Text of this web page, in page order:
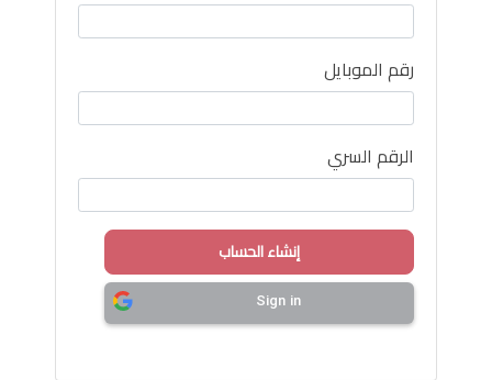
رقم الموبايل
الرقم السري
Sign in